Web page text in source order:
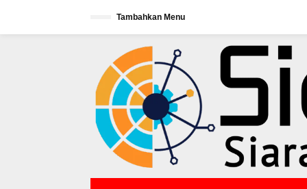
w
Tambahkan Menu